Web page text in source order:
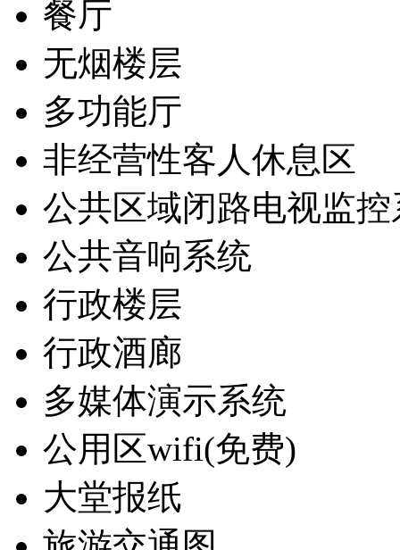
餐厅
无烟楼层
多功能厅
非经营性客人休息区
公共区域闭路电视监控
公共音响系统
行政楼层
行政酒廊
多媒体演示系统
公用区wifi(免费)
大堂报纸